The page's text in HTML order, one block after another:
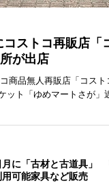
コストコ再販店
が出店
商品無人再販店「コス
ット「ゆめマートさが」
月に「古材と古道具」
可能家具など販売